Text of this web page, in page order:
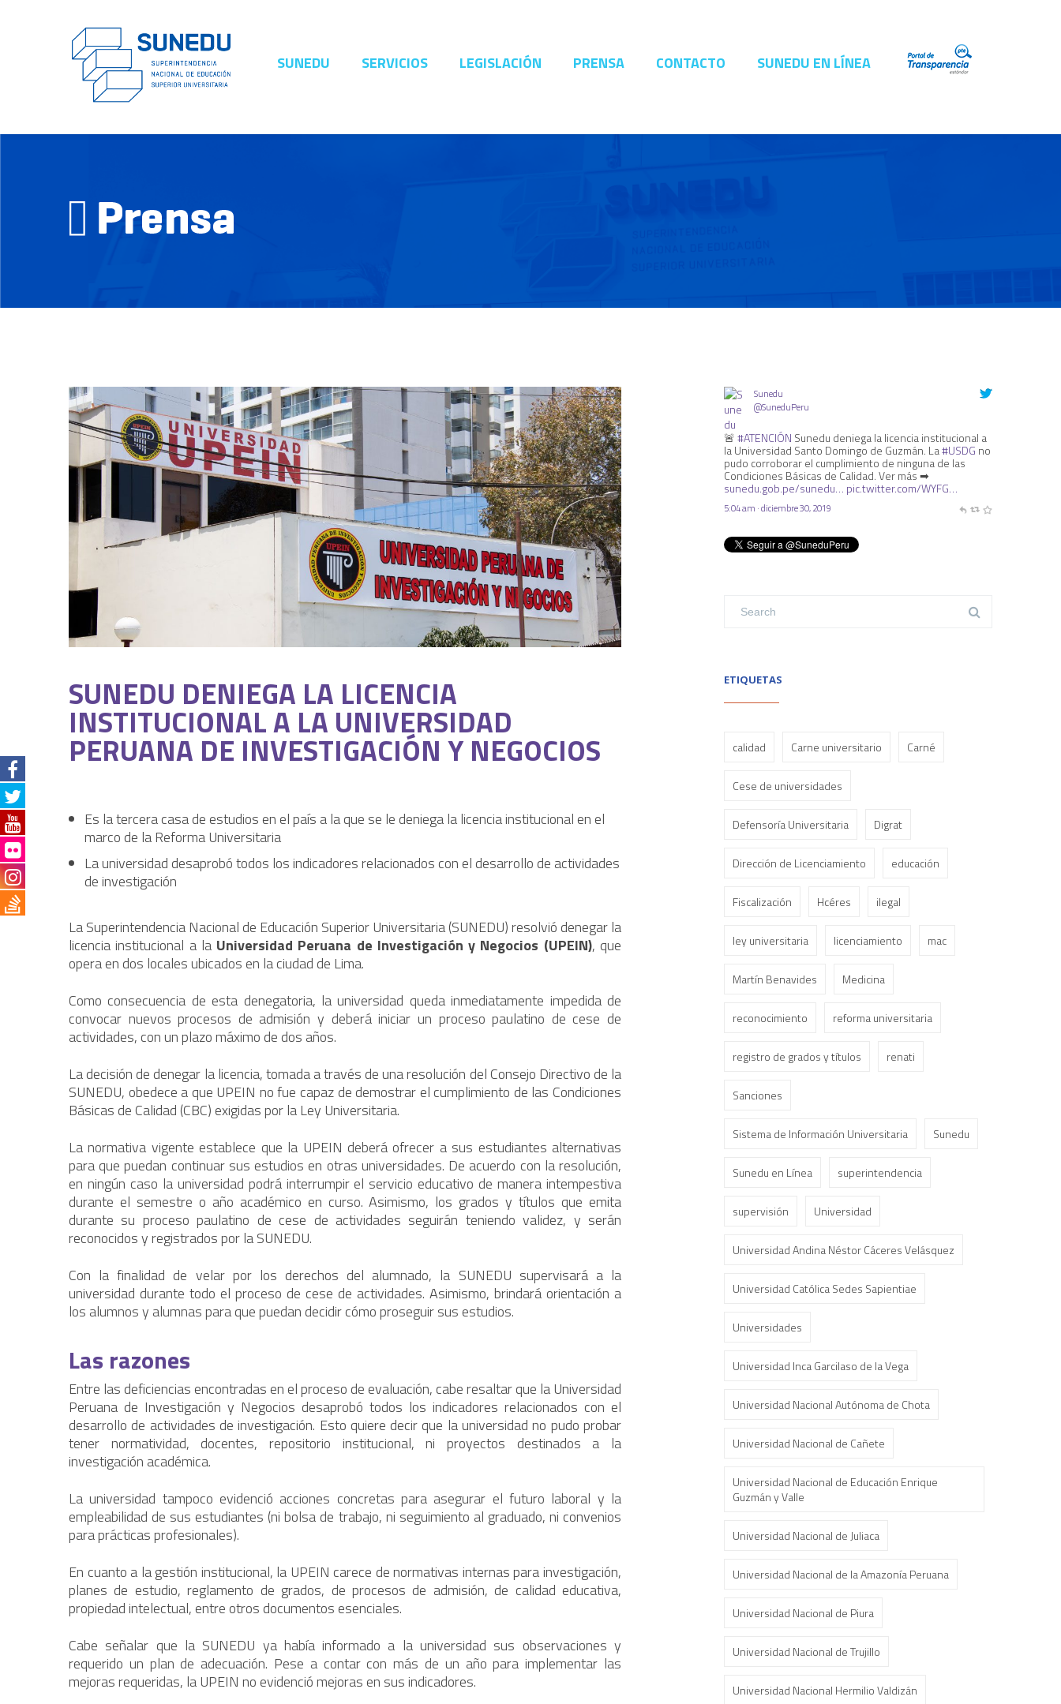
SUNEDU SERVICIOS LEGISLACIÓN PRENSA CONTACTO SUNEDU EN LÍNEA
SUNEDU DENIEGA LA LICENCIA
INSTITUCIONAL A LA UNIVERSIDAD
PERUANA DE INVESTIGACIÓN Y NEGOCIOS
Es la tercera casa de estudios en el país a la que se le deniega la licencia institucional en el
marco de la Reforma Universitaria
La universidad desaprobó todos los indicadores relacionados con el desarrollo de actividades
de investigación
La Superintendencia Nacional de Educación Superior Universitaria (SUNEDU) resolvió denegar la
licencia institucional a la Universidad Peruana de Investigación y Negocios (UPEIN), que
opera en dos locales ubicados en la ciudad de Lima.
Como consecuencia de esta denegatoria, la universidad queda inmediatamente impedida de
convocar nuevos procesos de admisión y deberá iniciar un proceso paulatino de cese de
actividades, con un plazo máximo de dos años.
La decisión de denegar la licencia, tomada a través de una resolución del Consejo Directivo de la
SUNEDU, obedece a que UPEIN no fue capaz de demostrar el cumplimiento de las Condiciones
Básicas de Calidad (CBC) exigidas por la Ley Universitaria.
La normativa vigente establece que la UPEIN deberá ofrecer a sus estudiantes alternativas
para que puedan continuar sus estudios en otras universidades. De acuerdo con la resolución,
en ningún caso la universidad podrá interrumpir el servicio educativo de manera intempestiva
durante el semestre o año académico en curso. Asimismo, los grados y títulos que emita
durante su proceso paulatino de cese de actividades seguirán teniendo validez, y serán
reconocidos y registrados por la SUNEDU.
Con la finalidad de velar por los derechos del alumnado, la SUNEDU supervisará a la
universidad durante todo el proceso de cese de actividades. Asimismo, brindará orientación a
los alumnos y alumnas para que puedan decidir cómo proseguir sus estudios.
Las razones
Entre las deficiencias encontradas en el proceso de evaluación, cabe resaltar que la Universidad
Peruana de Investigación y Negocios desaprobó todos los indicadores relacionados con el
desarrollo de actividades de investigación. Esto quiere decir que la universidad no pudo probar
tener normatividad, docentes, repositorio institucional, ni proyectos destinados a la
investigación académica.
La universidad tampoco evidenció acciones concretas para asegurar el futuro laboral y la
empleabilidad de sus estudiantes (ni bolsa de trabajo, ni seguimiento al graduado, ni convenios
para prácticas profesionales).
En cuanto a la gestión institucional, la UPEIN carece de normativas internas para investigación,
planes de estudio, reglamento de grados, de procesos de admisión, de calidad educativa,
propiedad intelectual, entre otros documentos esenciales.
Cabe señalar que la SUNEDU ya había informado a la universidad sus observaciones y
requerido un plan de adecuación. Pese a contar con más de un año para implementar las
mejoras requeridas, la UPEIN no evidenció mejoras en sus indicadores.
Sunedu
@SuneduPeru
🚨#ATENCIÓN Sunedu deniega la licencia institucional a
la Universidad Santo Domingo de Guzmán. La#USDG no
pudo corroborar el cumplimiento de ninguna de las
Condiciones Básicas de Calidad. Ver más ➡
sunedu.gob.pe/sunedu… pic.twitter.com/WYFG…
5:04 am · diciembre 30, 2019
ETIQUETAS
calidad Carne universitario Carné
Cese de universidades
Defensoría Universitaria Digrat
Dirección de Licenciamiento educación
Fiscalización Hcéres ilegal
ley universitaria licenciamiento mac
Martín Benavides Medicina
reconocimiento reforma universitaria
registro de grados y títulos renati
Sanciones
Sistema de Información Universitaria Sunedu
Sunedu en Línea superintendencia
supervisión Universidad
Universidad Andina Néstor Cáceres Velásquez
Universidad Católica Sedes Sapientiae
Universidades
Universidad Inca Garcilaso de la Vega
Universidad Nacional Autónoma de Chota
Universidad Nacional de Cañete
Universidad Nacional de Educación Enrique
Guzmán y Valle
Universidad Nacional de Juliaca
Universidad Nacional de la Amazonía Peruana
Universidad Nacional de Piura
Universidad Nacional de Trujillo
Universidad Nacional Hermilio Valdizán